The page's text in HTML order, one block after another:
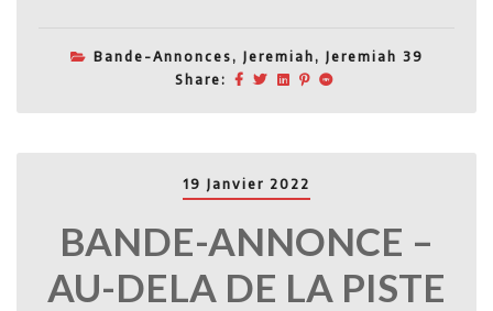
Bande-Annonces, Jeremiah, Jeremiah 39
Share:
19 Janvier 2022
BANDE-ANNONCE –
AU-DELA DE LA PISTE